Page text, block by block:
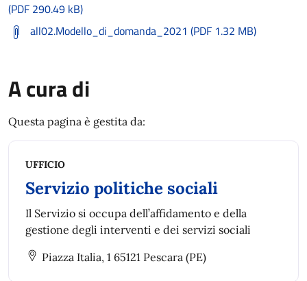
(PDF 290.49 kB)
all02.Modello_di_domanda_2021 (PDF 1.32 MB)
A cura di
Questa pagina è gestita da:
UFFICIO
Servizio politiche sociali
Il Servizio si occupa dell’affidamento e della
gestione degli interventi e dei servizi sociali
Piazza Italia, 1 65121 Pescara (PE)